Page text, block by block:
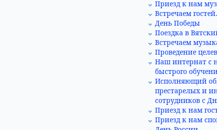
Приезд к нам
Встречаем гостей.
День Победы
Поездка в
Встречаем
Проведение
Наш интернат с
быстрого
Исполняющий
престарелых и
сотрудников с
Приезд к нам
Приезд к нам